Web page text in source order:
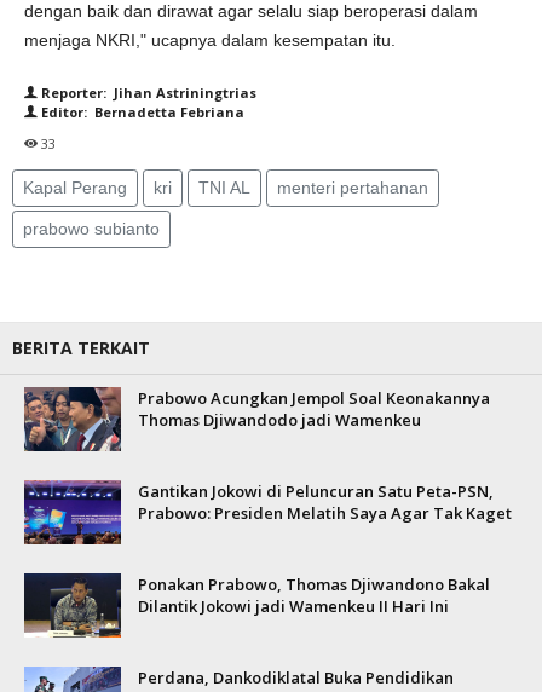
dengan baik dan dirawat agar selalu siap beroperasi dalam
menjaga NKRI," ucapnya dalam kesempatan itu.
Reporter: Jihan Astriningtrias
Editor: Bernadetta Febriana
33
Kapal Perang kri TNI AL menteri pertahanan
prabowo subianto
BERITA TERKAIT
Prabowo Acungkan Jempol Soal Keonakannya
Thomas Djiwandodo jadi Wamenkeu
Gantikan Jokowi di Peluncuran Satu Peta-PSN,
Prabowo: Presiden Melatih Saya Agar Tak Kaget
Ponakan Prabowo, Thomas Djiwandono Bakal
Dilantik Jokowi jadi Wamenkeu II Hari Ini
Perdana, Dankodiklatal Buka Pendidikan